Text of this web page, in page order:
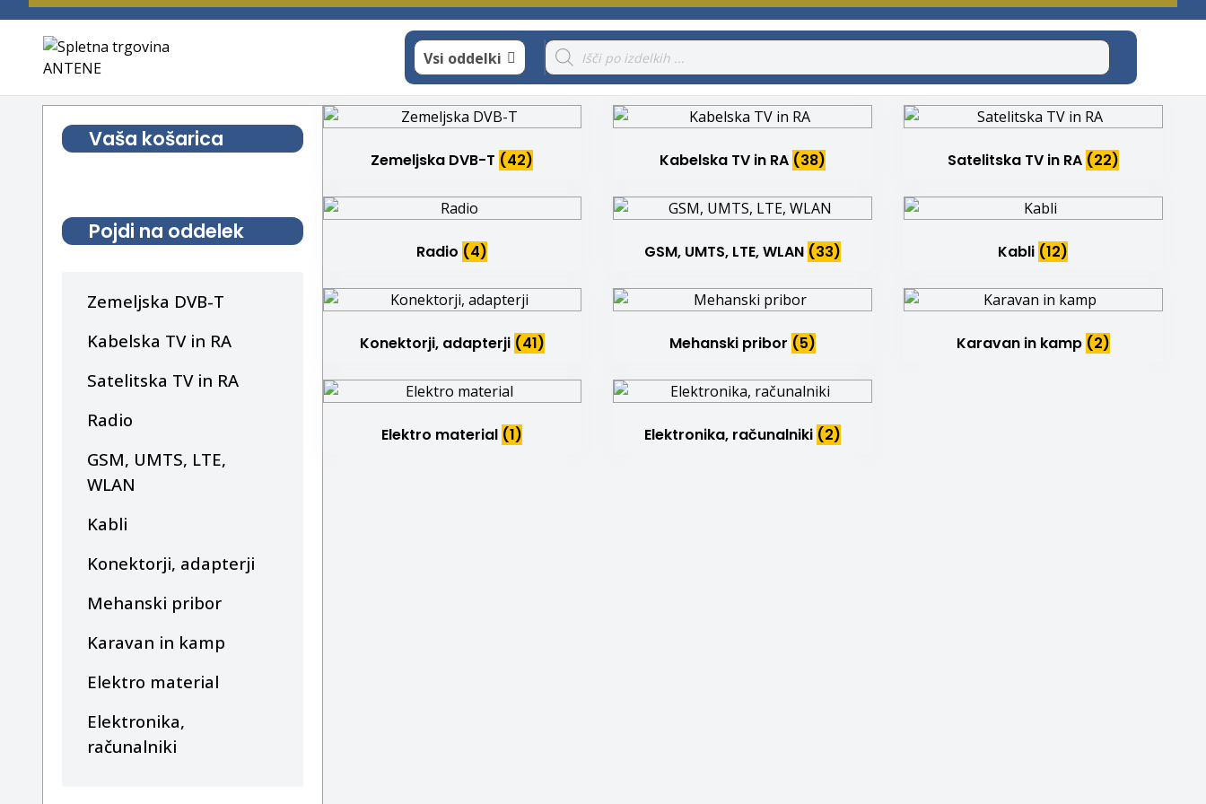
Vsi oddelki
Products
search
Zemeljska DVB-T (42) Kabelska TV in RA (38) Satelitska TV in RA (22)
Radio (4) GSM, UMTS, LTE, WLAN (33) Kabli (12)
Konektorji, adapterji (41) Mehanski pribor (5) Karavan in kamp (2)
Elektro material (1) Elektronika, računalniki (2)
Vaša košarica
Pojdi na oddelek
Zemeljska DVB-T
Kabelska TV in RA
Satelitska TV in RA
Radio
GSM, UMTS, LTE,
WLAN
Kabli
Konektorji, adapterji
Mehanski pribor
Karavan in kamp
Elektro material
Elektronika,
računalniki